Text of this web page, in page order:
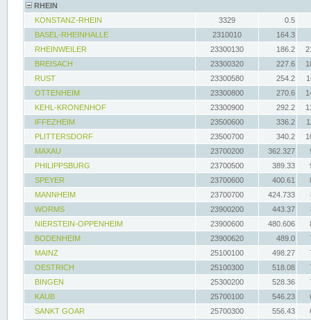
RHEIN
KONSTANZ-RHEIN
3329
0.5
BASEL-RHEINHALLE
2310010
164.3
RHEINWEILER
23300130 186.2
BREISACH
23300320 227.6
RUST
23300580 254.2
OTTENHEIM
23300800 270.6
KEHL-KRONENHOF
23300900 292.2
IFFEZHEIM
23500600 336.2
PLITTERSDORF
23500700 340.2
MAXAU
23700200 362.327
PHILIPPSBURG
23700500 389.33
SPEYER
23700600 400.61
MANNHEIM
23700700 424.733
WORMS
23900200 443.37
NIERSTEIN-OPPENHEIM
23900600 480.606
BODENHEIM
23900620 489.0
MAINZ
25100100 498.27
OESTRICH
25100300 518.08
BINGEN
25300200 528.36
KAUB
25700100 546.23
SANKT GOAR
25700300 556.43